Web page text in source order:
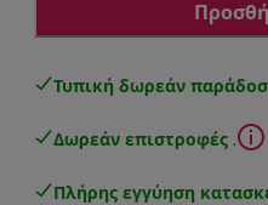
Τυπική δωρεάν
Δωρεάν επιστροφές .
Πλήρης εγγύηση